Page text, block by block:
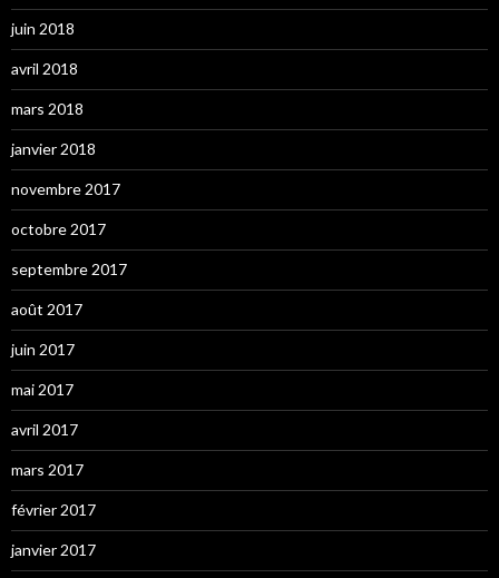
juin 2018
avril 2018
mars 2018
janvier 2018
novembre 2017
octobre 2017
septembre 2017
août 2017
juin 2017
mai 2017
avril 2017
mars 2017
février 2017
janvier 2017